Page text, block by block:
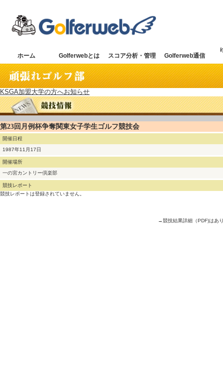
ホーム Golferwebとは スコア分析・管理 Golferweb通信
KSGA加盟大学の方へお知らせ
第23回月例杯争奪関東女子学生ゴルフ競技会
開催日程
1987年11月17日
開催場所
一の宮カントリー倶楽部
競技レポート
競技レポートは登録されていません。
→競技結果詳細（PDF)はあ